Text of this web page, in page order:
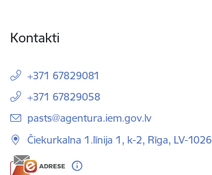
Kontakti
+371 67829081
+371 67829058
E-pasts:
pasts@agentura.iem.gov.lv
Čiekurkalna 1.līnija 1, k-2, Rīga, LV-1026